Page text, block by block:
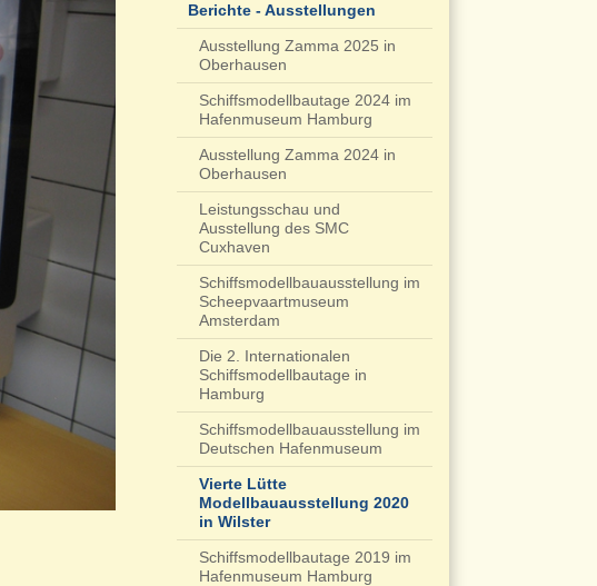
Berichte - Ausstellungen
Ausstellung Zamma 2025 in
Oberhausen
Schiffsmodellbautage 2024 im
Hafenmuseum Hamburg
Ausstellung Zamma 2024 in
Oberhausen
Leistungsschau und
Ausstellung des SMC
Cuxhaven
Schiffsmodellbauausstellung im
Scheepvaartmuseum
Amsterdam
Die 2. Internationalen
Schiffsmodellbautage in
Hamburg
Schiffsmodellbauausstellung im
Deutschen Hafenmuseum
Vierte Lütte
Modellbauausstellung 2020
in Wilster
Schiffsmodellbautage 2019 im
Hafenmuseum Hamburg